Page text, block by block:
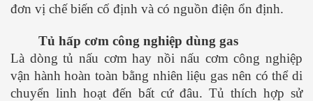
đơn vị chế biến cố định và có nguồn điện ổn định.
Tủ hấp cơm công nghiệp dùng gas
Là dòng tủ nấu cơm hay nồi nấu cơm công nghiệp
vận hành hoàn toàn bằng nhiên liệu gas nên có thể di
chuyển linh hoạt đến bất cứ đâu. Tủ thích hợp sử